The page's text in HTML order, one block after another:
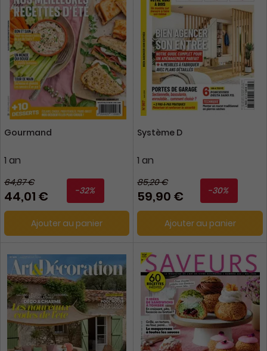
Gourmand
1 an
64,87 €
44,01 € -32%
Ajouter au panier
Système D
1 an
85,20 €
59,90 € -30%
Ajouter au panier